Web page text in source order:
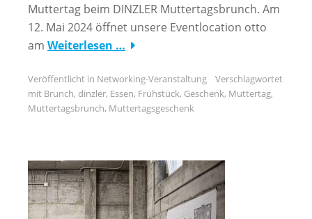
Muttertag beim DINZLER Muttertagsbrunch. Am
12. Mai 2024 öffnet unsere Eventlocation otto
am Weiterlesen …
Veröffentlicht in Networking-Veranstaltung
Verschlagwortet
mit Brunch, dinzler, Essen, Frühstück, Geschenk, Muttertag,
Muttertagsbrunch, Muttertagsgeschenk